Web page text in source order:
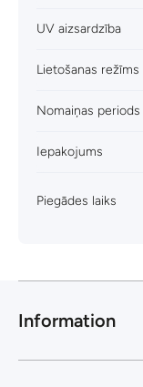
UV aizsardzība
Lietošanas režīms
Nomaiņas periods
Iepakojums
Piegādes laiks
Information